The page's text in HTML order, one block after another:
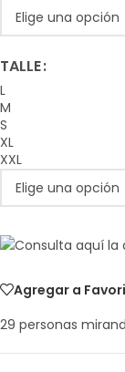
TALLE
L
M
S
XL
XXL
Agregar a
29 personas